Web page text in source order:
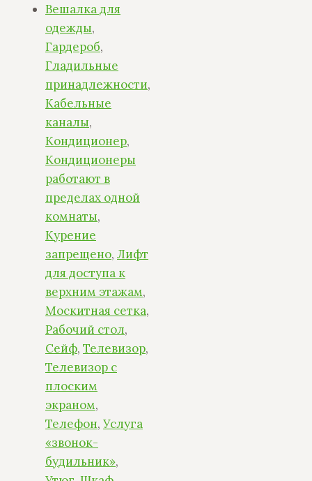
Вешалка для
одежды,
Гардероб,
Гладильные
принадлежности,
Кабельные
каналы,
Кондиционер,
Кондиционеры
работают в
пределах одной
комнаты,
Курение
запрещено, Лифт
для доступа к
верхним этажам,
Москитная сетка,
Рабочий стол,
Сейф, Телевизор,
Телевизор с
плоским
экраном,
Телефон, Услуга
«звонок-
будильник»,